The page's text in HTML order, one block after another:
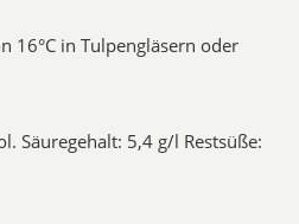
16°C in Tulpengläsern oder
Säuregehalt: 5,4 g/l Restsüße: